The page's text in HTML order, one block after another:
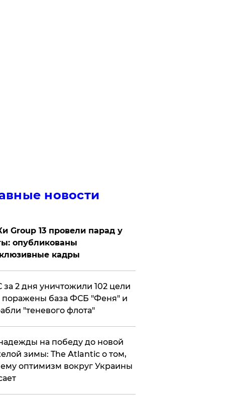
новости
Group 13 провели парад у
опубликованы
кадры
за 2 дня уничтожили 102 цели
база ФСБ "Феня" и
"теневого флота"
на победу до новой
зимы: The Atlantic о том,
оптимизм вокруг Украины